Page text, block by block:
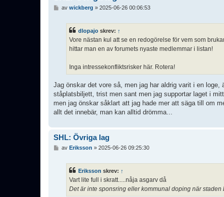
av wickberg » 2025-06-26 00:06:53
dlopajo skrev: ↑
Vore nästan kul att se en redogörelse för vem som
hittar man en av forumets nyaste medlemmar i listan!
Inga intressekonfliktsrisker här. Rotera!
Jag önskar det vore så, men jag har aldrig varit i en
ståplatsbiljett, trist men sant men jag supportar laget i
men jag önskar såklart att jag hade mer att säga till om
allt det innebär, man kan alltid drömma...
SHL: Övriga lag
av Eriksson » 2025-06-26 09:25:30
Eriksson skrev: ↑
Vart lite full i skratt.....nåja asgarv då
Det är inte sponsring eller kommunal doping när